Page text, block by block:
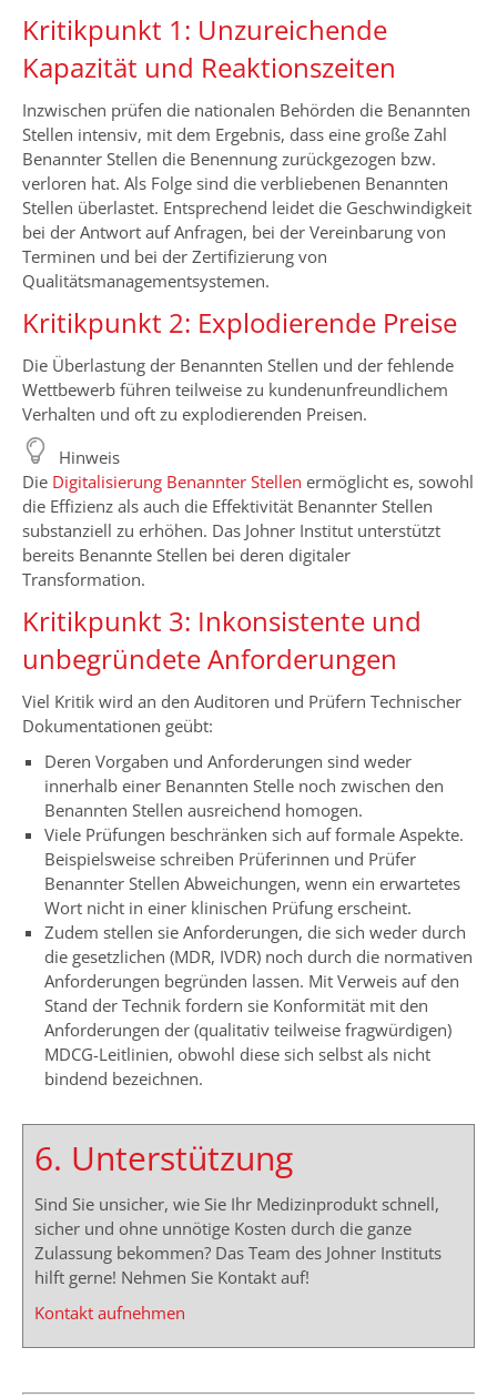
Kritikpunkt 1: Unzureichende
Kapazität und Reaktionszeiten
Inzwischen prüfen die nationalen Behörden die Benannten
Stellen intensiv, mit dem Ergebnis, dass eine große Zahl
Benannter Stellen die Benennung zurückgezogen bzw.
verloren hat. Als Folge sind die verbliebenen Benannten
Stellen überlastet. Entsprechend leidet die Geschwindigkeit
bei der Antwort auf Anfragen, bei der Vereinbarung von
Terminen und bei der Zertifizierung von
Qualitätsmanagementsystemen.
Kritikpunkt 2: Explodierende Preise
Die Überlastung der Benannten Stellen und der fehlende
Wettbewerb führen teilweise zu kundenunfreundlichem
Verhalten und oft zu explodierenden Preisen.
Hinweis
Die Digitalisierung Benannter Stellen ermöglicht es, sowohl
die Effizienz als auch die Effektivität Benannter Stellen
substanziell zu erhöhen. Das Johner Institut unterstützt
bereits Benannte Stellen bei deren digitaler
Transformation.
Kritikpunkt 3: Inkonsistente und
unbegründete Anforderungen
Viel Kritik wird an den Auditoren und Prüfern Technischer
Dokumentationen geübt:
Deren Vorgaben und Anforderungen sind weder
innerhalb einer Benannten Stelle noch zwischen den
Benannten Stellen ausreichend homogen.
Viele Prüfungen beschränken sich auf formale Aspekte.
Beispielsweise schreiben Prüferinnen und Prüfer
Benannter Stellen Abweichungen, wenn ein erwartetes
Wort nicht in einer klinischen Prüfung erscheint.
Zudem stellen sie Anforderungen, die sich weder durch
die gesetzlichen (MDR, IVDR) noch durch die normativen
Anforderungen begründen lassen. Mit Verweis auf den
Stand der Technik fordern sie Konformität mit den
Anforderungen der (qualitativ teilweise fragwürdigen)
MDCG-Leitlinien, obwohl diese sich selbst als nicht
bindend bezeichnen.
6. Unterstützung
Sind Sie unsicher, wie Sie Ihr Medizinprodukt schnell,
sicher und ohne unnötige Kosten durch die ganze
Zulassung bekommen? Das Team des Johner Instituts
hilft gerne! Nehmen Sie Kontakt auf!
Kontakt aufnehmen